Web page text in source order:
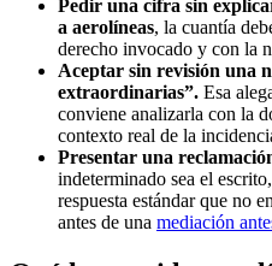
Pedir una cifra sin
a aerolíneas, la cuantía
derecho invocado y con la
Aceptar sin revisión una
extraordinarias”. Esa
conviene analizarla con la
contexto real de la
Presentar una
indeterminado sea el
respuesta estándar que no
antes de una mediación